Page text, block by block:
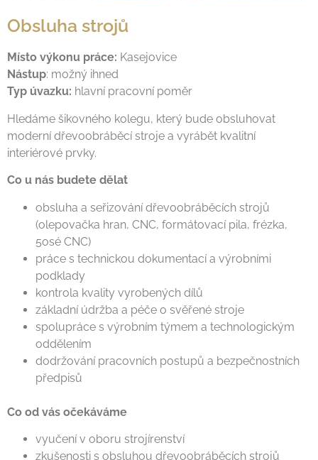
Obsluha strojů
Místo výkonu práce: Kasejovice
Nástup: možný ihned
Typ úvazku: hlavní pracovní poměr
Hledáme šikovného kolegu, který bude obsluhovat
moderní dřevoobráběcí stroje a vyrábět kvalitní
interiérové prvky.
Co u nás budete dělat
obsluha a seřizování dřevoobráběcích strojů
(olepovačka hran, CNC, formátovací pila, frézka,
5osé CNC)
práce s technickou dokumentací a výrobními
podklady
kontrola kvality vyrobených dílů
základní údržba a péče o svěřené stroje
spolupráce s výrobním týmem a technologickým
oddělením
dodržování pracovních postupů a bezpečnostních
předpisů
Co od vás očekáváme
vyučení v oboru strojírenství
zkušenosti s obsluhou dřevoobráběcích strojů